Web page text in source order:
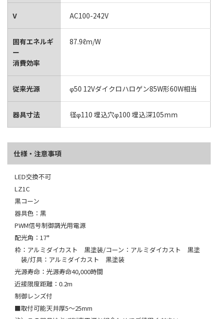
V AC100-242V
固有エネルギ
ー
消費効率
87.9ℓm/W
従来光源 φ50 12Vダイクロハロゲン85W形60W相当
器具寸法 径φ110 埋込穴φ100 埋込深105mm
仕様・注意事項
LED交換不可
LZ1C
黒コーン
器具色：黒
PWM信号制御調光用電源
配光角：17°
枠：アルミダイカスト 黒塗装/コーン：アルミダイカスト 黒塗
装/灯具：アルミダイカスト 黒塗装
光源寿命：光源寿命40,000時間
近接限度距離：0.2m
制御レンズ付
■取付可能天井厚5～25mm